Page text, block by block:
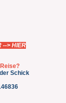
--> HIER
Schick